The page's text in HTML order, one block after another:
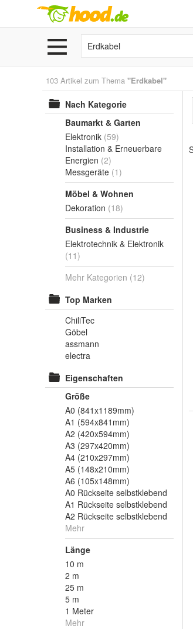
103 Artikel zum Thema "Erdkabel"
Nach Kategorie
Baumarkt & Garten
Elektronik (59)
Installation & Erneuerbare
Energien (2)
Messgeräte (1)
Möbel & Wohnen
Dekoration (18)
Business & Industrie
Elektrotechnik & Elektronik
(11)
Mehr Kategorien (12)
Top Marken
ChiliTec
Göbel
assmann
electra
Eigenschaften
Größe
A0 (841x1189mm)
A1 (594x841mm)
A2 (420x594mm)
A3 (297x420mm)
A4 (210x297mm)
A5 (148x210mm)
A6 (105x148mm)
A0 Rückseite selbstklebend
A1 Rückseite selbstklebend
A2 Rückseite selbstklebend
Mehr
Länge
10 m
2 m
25 m
5 m
1 Meter
Mehr